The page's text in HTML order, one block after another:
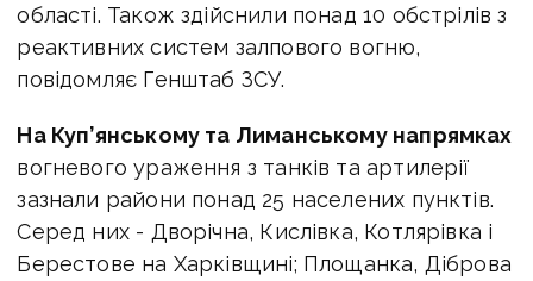
області. Також здійснили понад 10 обстрілів з
реактивних систем залпового вогню,
повідомляє Генштаб ЗСУ.
На Куп’янському та Лиманському напрямках
вогневого ураження з танків та артилерії
зазнали райони понад 25 населених пунктів.
Серед них - Дворічна, Кислівка, Котлярівка і
Берестове на Харківщині; Площанка, Діброва